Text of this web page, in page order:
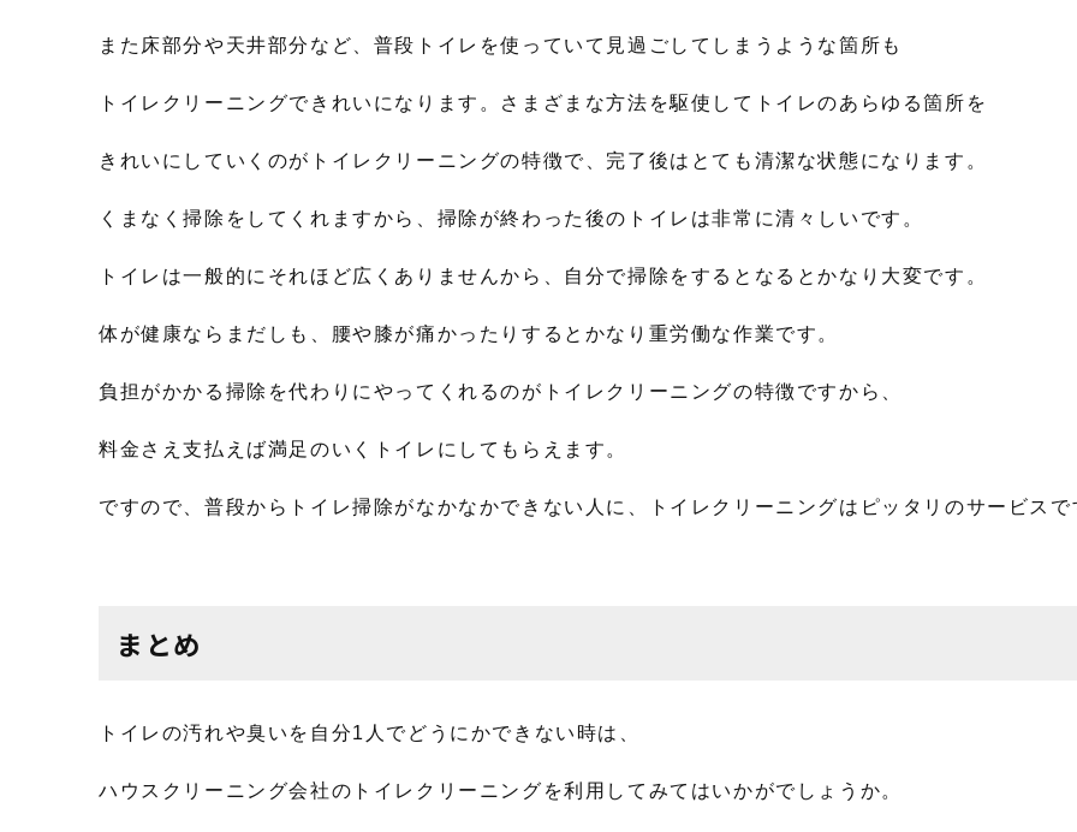
また床部分や天井部分など、普段トイレを使っていて見過ごしてしまうような箇所も
トイレクリーニングできれいになります。さまざまな方法を駆使してトイレのあらゆる箇所を
きれいにしていくのがトイレクリーニングの特徴で、完了後はとても清潔な状態になります。
くまなく掃除をしてくれますから、掃除が終わった後のトイレは非常に清々しいです。
トイレは一般的にそれほど広くありませんから、自分で掃除をするとなるとかなり大変です。
体が健康ならまだしも、腰や膝が痛かったりするとかなり重労働な作業です。
負担がかかる掃除を代わりにやってくれるのがトイレクリーニングの特徴ですから、
料金さえ支払えば満足のいくトイレにしてもらえます。
ですので、普段からトイレ掃除がなかなかできない人に、トイレクリーニングはピッタリのサービスで
まとめ
トイレの汚れや臭いを自分1人でどうにかできない時は、
ハウスクリーニング会社のトイレクリーニングを利用してみてはいかがでしょうか。